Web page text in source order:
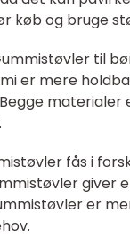
køb og bruge
til
er mere
materialer
fås i
giver
er